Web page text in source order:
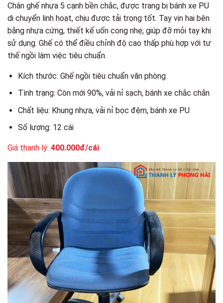
Chân ghế nhựa 5 cạnh bền chắc, được trang bị bánh xe PU
di chuyển linh hoạt, chịu được tải trọng tốt. Tay vịn hai bên
bằng nhựa cứng, thiết kế uốn cong nhẹ, giúp đỡ mỏi tay khi
sử dụng. Ghế có thể điều chỉnh độ cao thấp phù hợp với tư
thế ngồi làm việc tiêu chuẩn.
Kích thước: Ghế ngồi tiêu chuẩn văn phòng
Tình trạng: Còn mới 90%, vải nỉ sạch, bánh xe chắc chắn
Chất liệu: Khung nhựa, vải nỉ bọc đệm, bánh xe PU
Số lượng: 12 cái
Giá thanh lý: 400.000đ/cái